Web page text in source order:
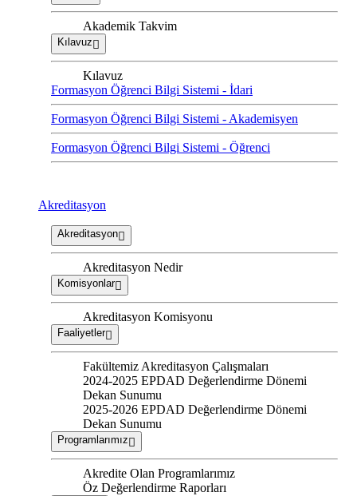
Akademik Takvim
Kılavuz
Kılavuz
Formasyon Öğrenci Bilgi Sistemi - İdari
Formasyon Öğrenci Bilgi Sistemi - Akademisyen
Formasyon Öğrenci Bilgi Sistemi - Öğrenci
Akreditasyon
Akreditasyon
Akreditasyon Nedir
Komisyonlar
Akreditasyon Komisyonu
Faaliyetler
Fakültemiz Akreditasyon Çalışmaları
2024-2025 EPDAD Değerlendirme Dönemi
Dekan Sunumu
2025-2026 EPDAD Değerlendirme Dönemi
Dekan Sunumu
Programlarımız
Akredite Olan Programlarımız
Öz Değerlendirme Raporları